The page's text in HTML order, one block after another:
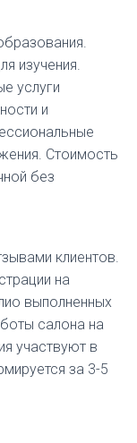
изучения.
услуги
и
Стоимость
без
клиентов.
на
выполненных
салона на
участвуют в
за 3-5